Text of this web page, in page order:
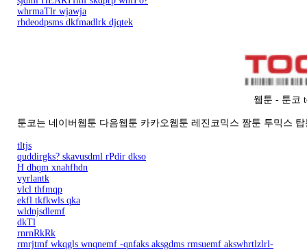
whrmaTlr wjawja
rhdeodpsms dkfmadlrk djqtek
웹툰 - 툰코
툰코는 네이버웹툰 다음웹툰 카카오웹툰 레진코믹스 짬툰 투믹스
tltjs
quddirgks? skavusdml rPdir dkso
H dhqm xnahfhdn
vyrlantk
vlcl thfmqp
ekfl tkfkwls qka
wldnjsdlemf
dkTl
rnrnRkRk
rmrjtmf wkqgls wnqnemf -qnfaks aksgdms rmsuemf akswhrtlzlrl-